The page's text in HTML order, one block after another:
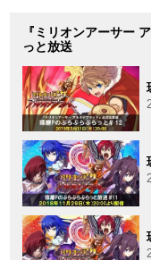
『ミリオンアーサー
っと放送